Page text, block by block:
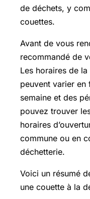
de déchets, y
couettes.
Avant de vous
recommandé de
Les horaires de
peuvent varier
semaine et des
pouvez trouver
horaires
commune ou en
déchetterie.
Voici un résumé
une couette à la